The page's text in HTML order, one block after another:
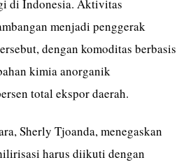
di Indonesia. Aktivitas
menjadi penggerak
dengan komoditas berbasis
kimia anorganik
total ekspor daerah.
Sherly Tjoanda, menegaskan
harus diikuti dengan